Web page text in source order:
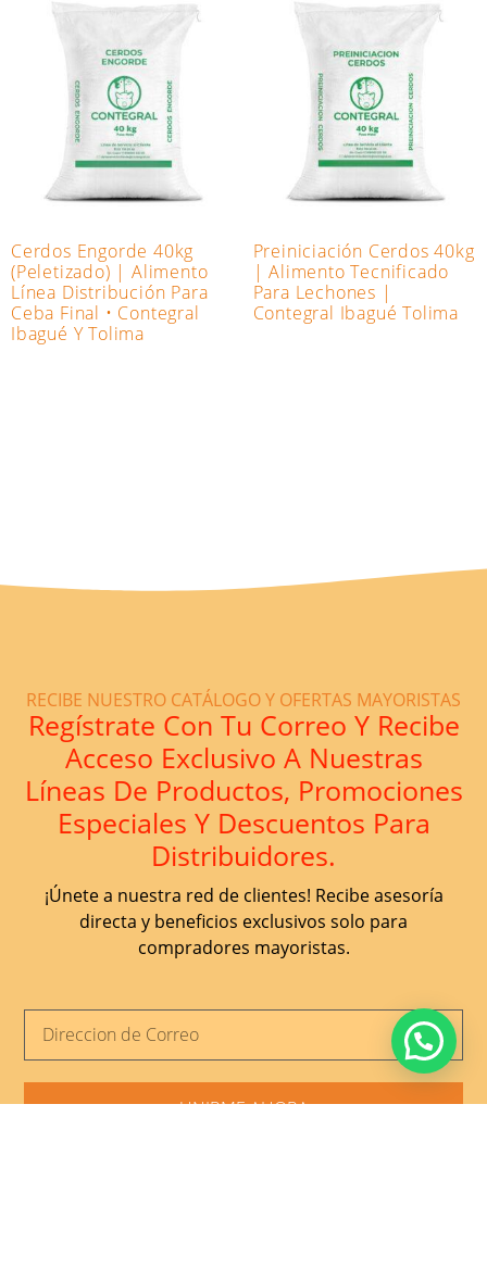
Cerdos Engorde 40kg
(Peletizado) | Alimento
Línea Distribución Para
Ceba Final • Contegral
Ibagué Y Tolima
Preiniciación Cerdos 40kg
| Alimento Tecnificado
Para Lechones |
Contegral Ibagué Tolima
RECIBE NUESTRO CATÁLOGO Y OFERTAS MAYORISTAS
Regístrate Con Tu Correo Y Recibe
Acceso Exclusivo A Nuestras
Líneas De Productos, Promociones
Especiales Y Descuentos Para
Distribuidores.
¡Únete a nuestra red de clientes! Recibe asesoría
directa y beneficios exclusivos solo para
compradores mayoristas.
UNIRME AHORA